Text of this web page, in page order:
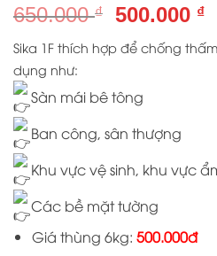
650.000₫
Giá
gốc
là:
500.000 ₫
Sika 1F thích hợp để chống
dụng như:
Sàn mái bê tông
Ban công, sân thượng
Khu vực vệ sinh, khu vực
Các bề mặt tường
Giá thùng 6kg: 500.000đ